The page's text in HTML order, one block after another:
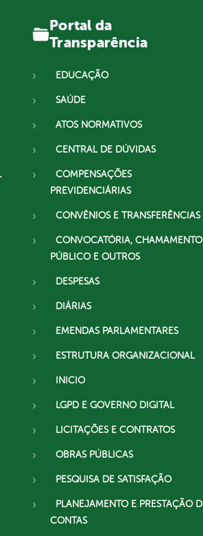
Portal da
Transparência
EDUCAÇÃO
SAÚDE
ATOS NORMATIVOS
CENTRAL DE DÚVIDAS
COMPENSAÇÕES
PREVIDENCIÁRIAS
CONVÊNIOS E TRANSFERÊNCIAS
CONVOCATÓRIA, CHAMAMENTO
PÚBLICO E OUTROS
DESPESAS
DIÁRIAS
EMENDAS PARLAMENTARES
ESTRUTURA ORGANIZACIONAL
INICIO
LGPD E GOVERNO DIGITAL
LICITAÇÕES E CONTRATOS
OBRAS PÚBLICAS
PESQUISA DE SATISFAÇÃO
PLANEJAMENTO E PRESTAÇÃO
CONTAS